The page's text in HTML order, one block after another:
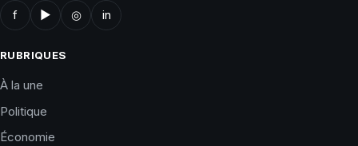
f ▶ ◎ in
RUBRIQUES
À la une
Politique
Économie